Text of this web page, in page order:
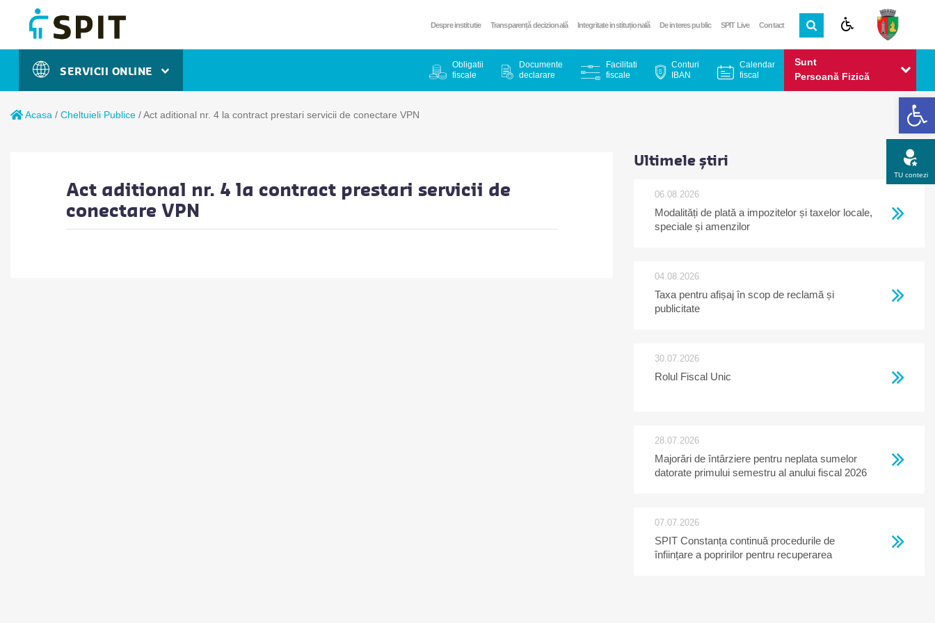
Despre institutie Transparență decizională Integritate instituțională De interes public SPIT Live Contact
SERVICII ONLINE
Sunt
Persoană Fizică
Obligatii
fiscale
Documente
declarare
Facilitati
fiscale
Conturi
IBAN
Calendar
fiscal
Acasa / Cheltuieli Publice /Act aditional nr. 4 la contract prestari servicii de conectare VPN
Act aditional nr. 4 la contract prestari servicii de
conectare VPN
Ultimele știri
06.08.2026
Modalități de plată a impozitelor și taxelor locale,
speciale și amenzilor
04.08.2026
Taxa pentru afișaj în scop de reclamă și
publicitate
30.07.2026
Rolul Fiscal Unic
28.07.2026
Majorări de întârziere pentru neplata sumelor
datorate primului semestru al anului fiscal 2026
07.07.2026
SPIT Constanța continuă procedurile de
înființare a popririlor pentru recuperarea
TU contezi
Opinia ta
Apel gratuit
Newsletter
Program